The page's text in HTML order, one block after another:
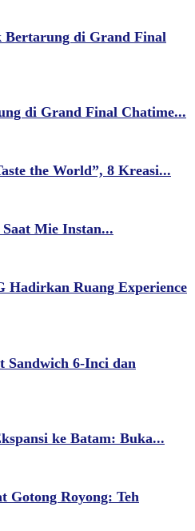
Bertarung di Grand Final
di Grand Final Chatime...
the World”, 8 Kreasi...
Saat Mie Instan...
Ruang Experience
Sandwich 6-Inci dan
ke Batam: Buka...
Gotong Royong: Teh